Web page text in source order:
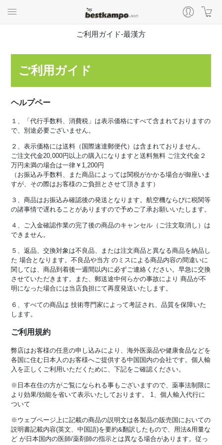
ご利用ガイド-最漢方
ご利用ガイド
ヘルプペー
１、「代行手数料、消費税」は表示価格にすべて含まれておりますの
で、別途必要ございません。
２、表示価格には送料（国際速達郵便代）は含まれておりません。
ご注文代金20,000円以上の購入になりますと送料無料 ご注文代金２
万円未満の場合は一律￥1,200円
（お振込み手数料、また商品によっては関税がかかる場合が御座いま
すが、その際はお客様のご負担とさせて頂きます）
３、商品はお振込み確認後の発送となります。航空機ならびに税関等
の諸事情で遅れることがありますので予めご了承お願いいたします。
４、ご入金確認作業の完了後の商品のキャンセル（ご注文取消し）は
できません。
５、返品、交換対象は不良品、または注文商品と異なる商品を納品し
た 場合となります。不良品や当方 のミスによる商品内容の間違いに
関しては、商品到着後一週間以内に必ずご連絡ください。早急に交換
させていただきます。また、郵送途中何らかの事故により 商品が不
明になった場合には当店負担にて再度発送いたします。
６、すべての商品は 技術専門家によって考証され、品質を保障いた
します。
ご利用規約
弊店はお客様の任意の申し込みにより、海外医薬品や健康食品などを
各国に住む日本人のお客様へご提供する中国国内の会社です。個人輸
入を正しくご利用いただくために、下記をご確認ください。
※日本在住の方がご覧になられる事もございますので、薬事法制限に
より効果/効能を省いて表示いたしております。 1、個人輸入代行に
ついて
※ウェブページ上に記載の商品の説明文は各製品の販売国においての
説明書記載内容(英文、中国語)を要約&翻訳したもので、用法&用量な
ど が日本国内の医師/薬剤師の指示とは異なる場合があります。従っ